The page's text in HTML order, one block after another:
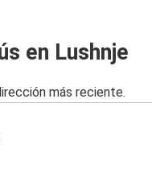
en Lushnje
más reciente.